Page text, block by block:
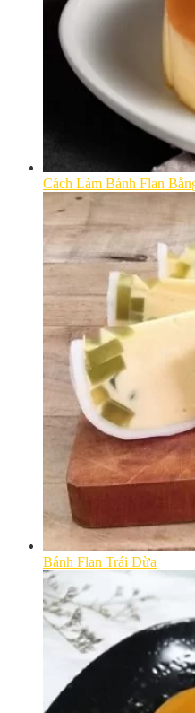
Cách Làm Bánh Flan
Bánh Flan Trái Dừa